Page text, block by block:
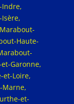
Indre,
Haute-
Garonne,
et-Loire,
Marne,
et-